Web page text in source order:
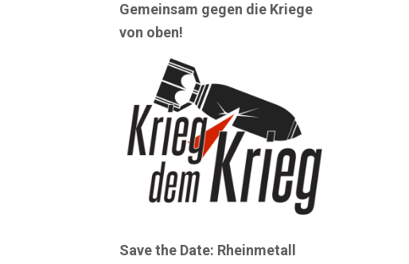
Gemeinsam gegen die Kriege
von oben!
Save the Date: Rheinmetall